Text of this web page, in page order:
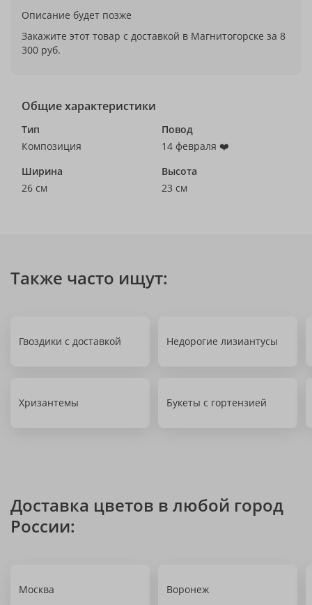
Описание будет позже
Закажите этот товар с доставкой в Магнитогорске за 8
300 руб.
Общие характеристики
Тип
Композиция
Повод
14 февраля ❤️
Ширина
26 см
Высота
23 см
Также часто ищут:
Гвоздики с доставкой Недорогие лизиантусы
Хризантемы Букеты с гортензией
Доставка цветов в любой город
России:
Москва Воронеж